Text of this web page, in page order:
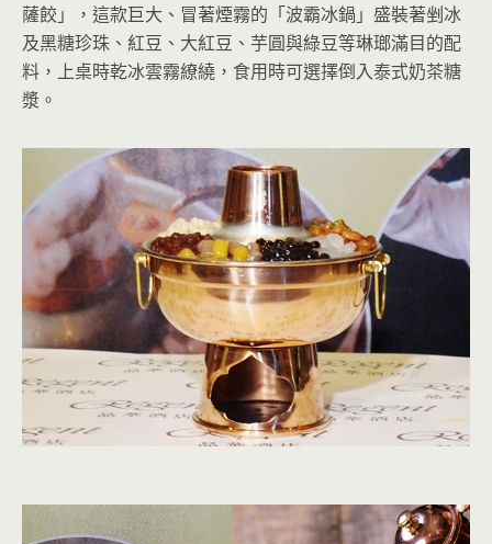
薩餃」，這款巨大、冒著煙霧的「波霸冰鍋」盛裝著剉冰
及黑糖珍珠、紅豆、大紅豆、芋圓與綠豆等琳瑯滿目的配
料，上桌時乾冰雲霧繚繞，食用時可選擇倒入泰式奶茶糖
漿。